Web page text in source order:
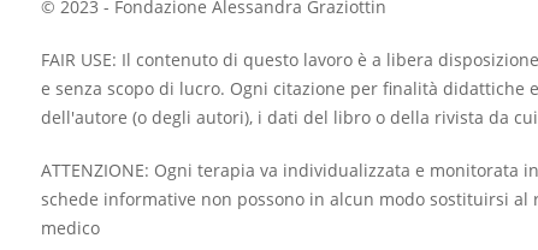
© 2023 - Fondazione Alessandra Graziottin
FAIR USE: Il contenuto di questo lavoro è a libera
e senza scopo di lucro. Ogni citazione per finalità
dell'autore (o degli autori), i dati del libro o della rivista da
ATTENZIONE: Ogni terapia va individualizzata e monitorata
schede informative non possono in alcun modo sostituirsi
medico